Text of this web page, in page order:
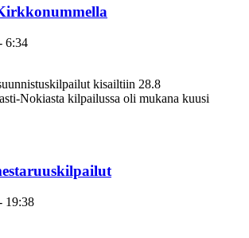
6:34
kisailtiin 28.8
Nokiasta kilpailussa oli mukana kuusi
19:38